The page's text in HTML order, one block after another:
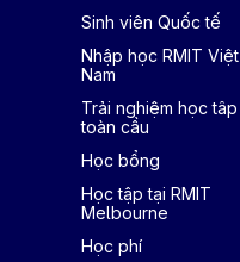
Sinh viên Quốc tế
Nhập học RMIT Việt
Nam
Trải nghiệm học tâp
toàn cầu
Học bổng
Học tập tại RMIT
Melbourne
Học phí